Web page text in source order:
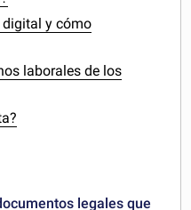
digital y cómo
laborales de los
legales que